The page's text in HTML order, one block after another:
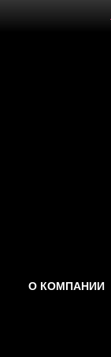
О КОМПАНИИ